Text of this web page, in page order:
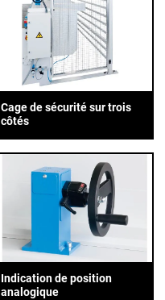
Cage de sécurité sur trois
côtés
Indication de position
analogique